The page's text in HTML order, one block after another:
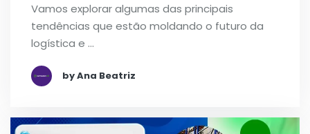
Vamos explorar algumas das principais
tendências que estão moldando o futuro da
logística e …
by Ana Beatriz